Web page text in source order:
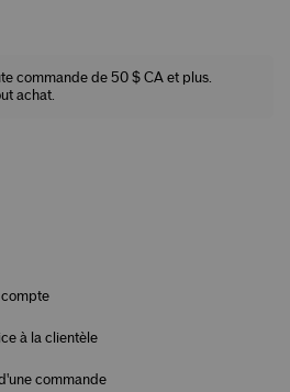
commande de 50 $ CA et plus.
achat.
compte
à la clientèle
commande